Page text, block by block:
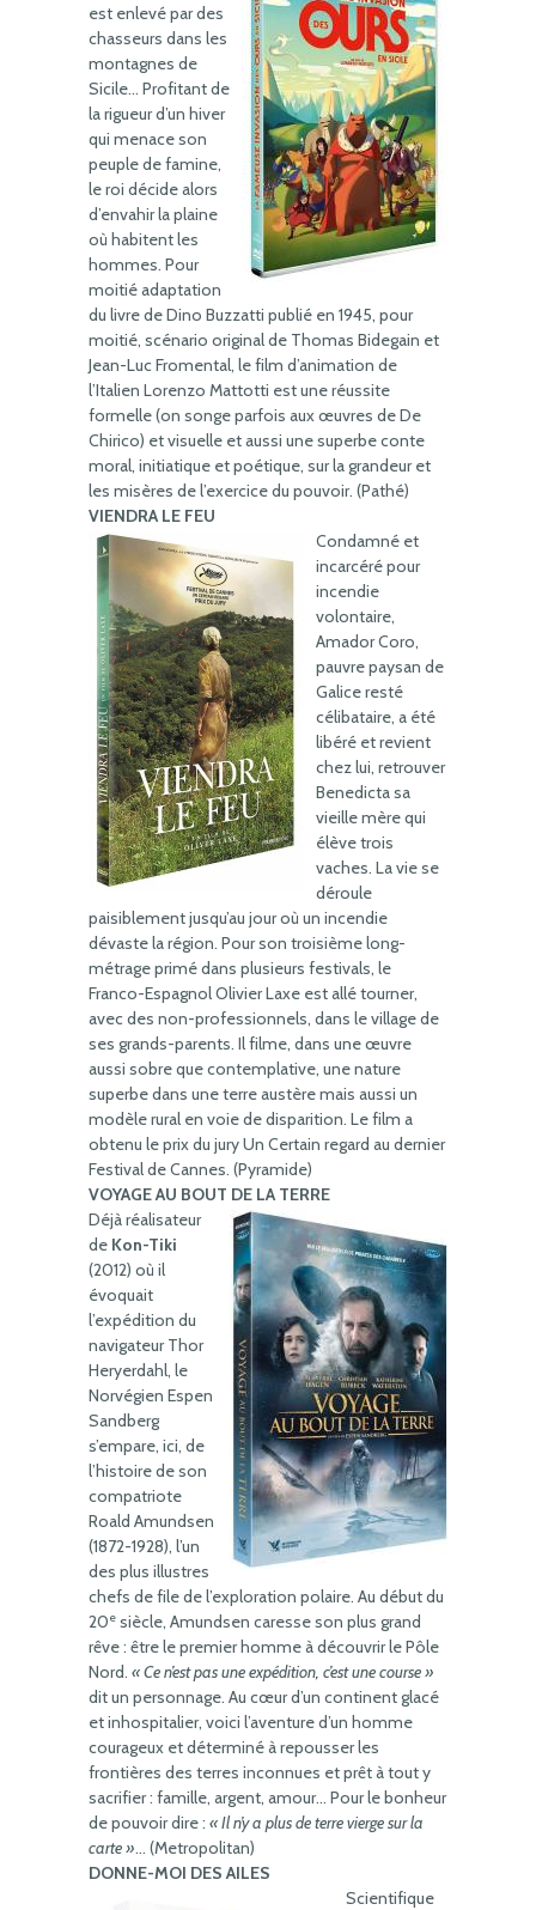
est enlevé par des
chasseurs dans les
montagnes de
Sicile… Profitant de
la rigueur d’un hiver
qui menace son
peuple de famine,
le roi décide alors
d’envahir la plaine
où habitent les
hommes. Pour
moitié adaptation
du livre de Dino Buzzatti publié en 1945, pour
moitié, scénario original de Thomas Bidegain et
Jean-Luc Fromental, le film d’animation de
l’Italien Lorenzo Mattotti est une réussite
formelle (on songe parfois aux œuvres de De
Chirico) et visuelle et aussi une superbe conte
moral, initiatique et poétique, sur la grandeur et
les misères de l’exercice du pouvoir. (Pathé)
VIENDRA LE FEU
Condamné et
incarcéré pour
incendie
volontaire,
Amador Coro,
pauvre paysan de
Galice resté
célibataire, a été
libéré et revient
chez lui, retrouver
Benedicta sa
vieille mère qui
élève trois
vaches. La vie se
déroule
paisiblement jusqu’au jour où un incendie
dévaste la région. Pour son troisième long-
métrage primé dans plusieurs festivals, le
Franco-Espagnol Olivier Laxe est allé tourner,
avec des non-professionnels, dans le village de
ses grands-parents. Il filme, dans une œuvre
aussi sobre que contemplative, une nature
superbe dans une terre austère mais aussi un
modèle rural en voie de disparition. Le film a
obtenu le prix du jury Un Certain regard au dernier
Festival de Cannes. (Pyramide)
VOYAGE AU BOUT DE LA TERRE
Déjà réalisateur
de Kon-Tiki
(2012) où il
évoquait
l’expédition du
navigateur Thor
Heryerdahl, le
Norvégien Espen
Sandberg
s’empare, ici, de
l’histoire de son
compatriote
Roald Amundsen
(1872-1928), l’un
des plus illustres
chefs de file de l’exploration polaire. Au début du
20e siècle, Amundsen caresse son plus grand
rêve : être le premier homme à découvrir le Pôle
Nord. « Ce n’est pas une expédition, c’est une course »
dit un personnage. Au cœur d’un continent glacé
et inhospitalier, voici l’aventure d’un homme
courageux et déterminé à repousser les
frontières des terres inconnues et prêt à tout y
sacrifier : famille, argent, amour… Pour le bonheur
de pouvoir dire : « Il n’y a plus de terre vierge sur la
carte »… (Metropolitan)
DONNE-MOI DES AILES
Scientifique